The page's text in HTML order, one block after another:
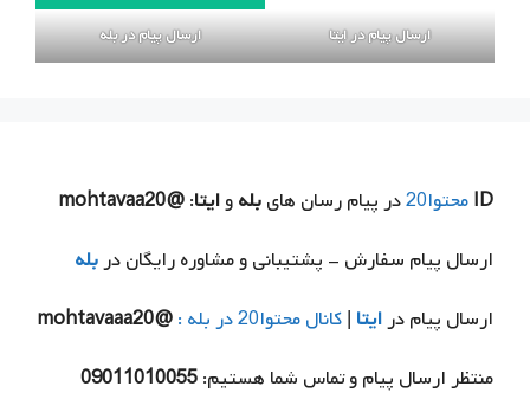
ارسال پیام در ایتا ارسال پیام در بله
IDمحتوا20 در پیام رسان هایبلهوایتا:
@mohtavaa20
ارسال پیام سفارش - پشتیبانی و مشاوره رایگان دربله
ارسال پیام درایتا |کانال محتوا20 در بله :
@mohtavaaa20
منتظر ارسال پیام و تماس شما هستیم:09011010055